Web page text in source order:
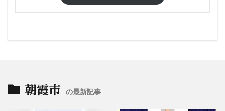
朝霞市 の最新記事